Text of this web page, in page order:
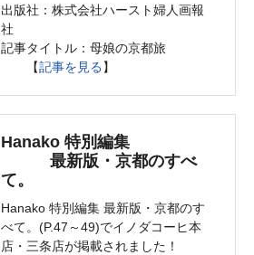
出版社：株式会社ハースト婦人画報
社
記事タイトル：母娘の京都旅
【記事を見る 】
Hanako 特別編集
最新版・京都のすべ
て。
Hanako 特別編集 最新版・京都のす
べて。(P.47～49)でイノダコーヒ本
店・三条店が掲載されました！